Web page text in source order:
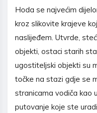
Hoda se najvećim
kroz slikovite krajeve
naslijeđem. Utvrde,
objekti, ostaci starih
ugostiteljski objekti su
točke na stazi gdje se
stranicama vodiča kao
putovanje koje ste